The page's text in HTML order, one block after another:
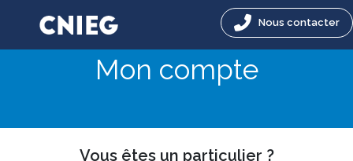
Nous contacter
Mon compte
Vous êtes un particulier ?